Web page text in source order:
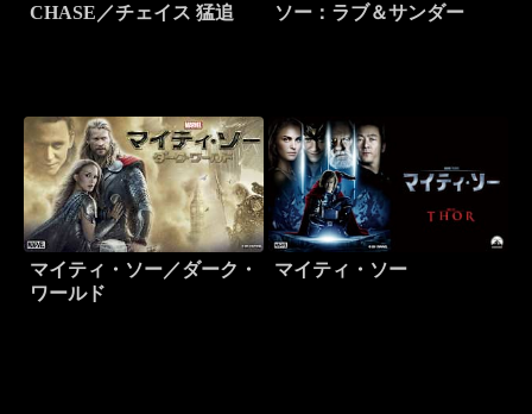
CHASE／チェイス 猛追 ソー：ラブ＆サンダー
マイティ・ソー／ダーク・
ワールド
マイティ・ソー